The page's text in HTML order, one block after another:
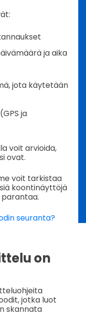
ja aika
jota käytetään
ja
voit arvioida,
ovat.
voit tarkistaa
koontinäyttöjä
parantaa.
seuranta?
on
jotka luot
skannata